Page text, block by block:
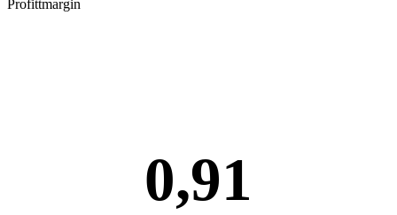
Profittmargin
0,91